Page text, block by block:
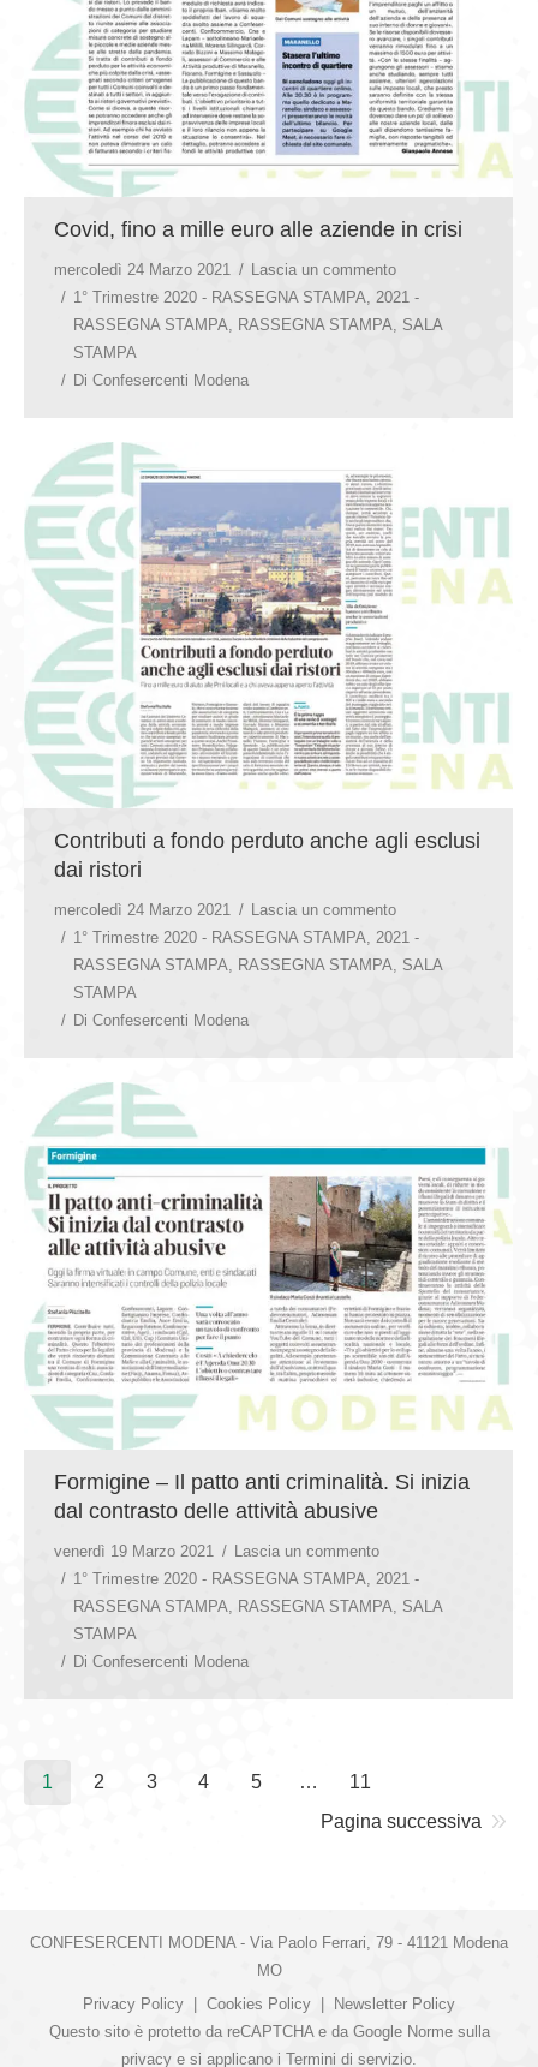
Covid, fino a mille euro alle aziende in crisi
mercoledì 24 Marzo 2021
Lascia un commento
1° Trimestre 2020 - RASSEGNA STAMPA
2021 -
RASSEGNA STAMPA
RASSEGNA STAMPA SALA
STAMPA
Di Confesercenti Modena
Contributi a fondo perduto anche agli esclusi
dai ristori
mercoledì 24 Marzo 2021
Lascia un commento
1° Trimestre 2020 - RASSEGNA STAMPA, 2021 -
RASSEGNA STAMPA, RASSEGNA STAMPA, SALA
STAMPA
Di Confesercenti Modena
Formigine – Il patto anti criminalità. Si inizia
dal contrasto delle attività abusive
venerdì 19 Marzo 2021
Lascia un commento
1° Trimestre 2020 - RASSEGNA STAMPA
2021 -
RASSEGNA STAMPA
RASSEGNA STAMPA
SALA
STAMPA
Di Confesercenti Modena
1 2 3 4 5 …
11
Pagina successiva
CONFESERCENTI MODENA - Via Paolo Ferrari, 79 - 41121 Modena
MO
Privacy Policy | Cookies Policy | Newsletter Policy
Questo sito è protetto da reCAPTCHA e da Google Norme sulla
privacy e si applicano i Termini di servizio